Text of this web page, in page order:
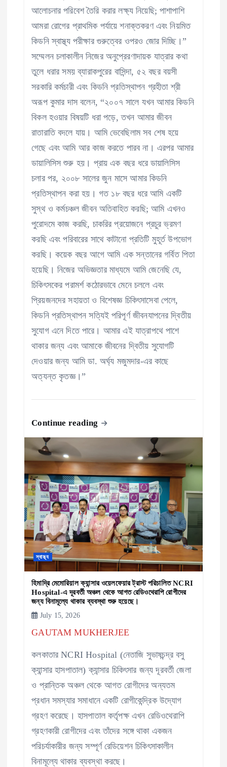
আলোচনার পরিবেশ তৈরি করার লক্ষ্য নিয়েছি; পাশাপাশি
আমরা রোগের প্রাথমিক পর্যায়ে শনাক্তকরণ এবং নিয়মিত
কিডনি স্বাস্থ্য পরীক্ষার গুরুত্বের ওপরও জোর দিচ্ছি।”
সম্মেলন চলাকালীন নিজের অনুপ্রেরণাদায়ক যাত্রার কথা
তুলে ধরার সময় ব্যারাকপুরের বাসিন্দা, ৫২ বছর বয়সী
সরকারি কর্মচারী এবং কিডনি প্রতিস্থাপন গ্রহীতা শ্রী
অরূপ কুমার দাস বলেন, “২০০৭ সালে যখন আমার কিডনি
বিকল হওয়ার বিষয়টি ধরা পড়ে, তখন আমার জীবন
রাতারাতি বদলে যায়। আমি ভেবেছিলাম সব শেষ হয়ে
গেছে এবং আমি আর কাজ করতে পারব না। এরপর আমার
ডায়ালিসিস শুরু হয়। প্রায় এক বছর ধরে ডায়ালিসিস
চলার পর, ২০০৮ সালের জুন মাসে আমার কিডনি
প্রতিস্থাপন করা হয়। গত ১৮ বছর ধরে আমি একটি
সুস্থ ও কর্মচঞ্চল জীবন অতিবাহিত করছি; আমি এখনও
পুরোদমে কাজ করছি, চাকরির প্রয়োজনে প্রচুর ভ্রমণ
করছি এবং পরিবারের সাথে কাটানো প্রতিটি মুহূর্ত উপভোগ
করছি। কয়েক বছর আগে আমি এক সন্তানের গর্বিত পিতা
হয়েছি। নিজের অভিজ্ঞতার মাধ্যমে আমি জেনেছি যে,
চিকিৎসকের পরামর্শ কঠোরভাবে মেনে চললে এবং
প্রিয়জনদের সহায়তা ও বিশেষজ্ঞ চিকিৎসাসেবা পেলে,
কিডনি প্রতিস্থাপন সত্যিই পরিপূর্ণ জীবনযাপনের দ্বিতীয়
সুযোগ এনে দিতে পারে। আমার এই যাত্রাপথে পাশে
থাকার জন্য এবং আমাকে জীবনের দ্বিতীয় সুযোগটি
দেওয়ার জন্য আমি ডা. অর্ঘ্য মজুমদার-এর কাছে
অত্যন্ত কৃতজ্ঞ।”
Continue reading
স্বাস্থ্য
হিমাদ্রি মেমোরিয়াল ক্যান্সার ওয়েলফেয়ার ট্রাস্ট পরিচালিত NCRI
Hospital-এ দূরবর্তী অঞ্চল থেকে আগত রেডিওথেরাপি রোগীদের
জন্য বিনামূল্যে থাকার ব্যবস্থা শুরু হয়েছে।
July 15, 2026
GAUTAM MUKHERJEE
কলকাতার NCRI Hospital (নেতাজি সুভাষচন্দ্র বসু
ক্যান্সার হাসপাতাল) ক্যান্সার চিকিৎসার জন্য দূরবর্তী জেলা
ও প্রান্তিক অঞ্চল থেকে আগত রোগীদের অন্যতম
প্রধান সমস্যার সমাধানে একটি রোগীকেন্দ্রিক উদ্যোগ
গ্রহণ করেছে। হাসপাতাল কর্তৃপক্ষ এখন রেডিওথেরাপি
গ্রহণকারী রোগীদের এবং তাঁদের সঙ্গে থাকা একজন
পরিচর্যাকারীর জন্য সম্পূর্ণ রেডিয়েশন চিকিৎসাকালীন
বিনামূল্যে থাকার ব্যবস্থা করছে।